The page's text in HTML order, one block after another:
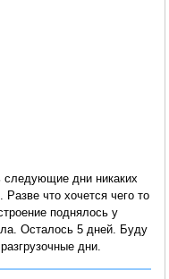
дни никаких
что хочется чего то
поднялось у
Осталось 5 дней. Буду
дни.